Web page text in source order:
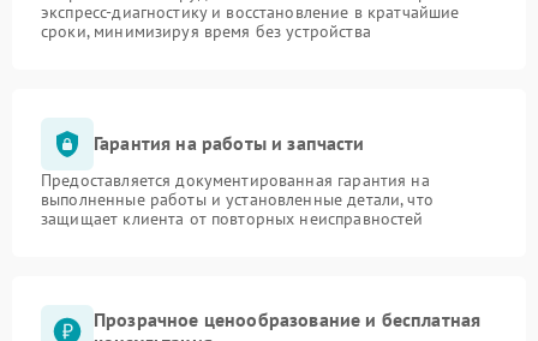
экспресс-диагностику и восстановление в кратчайшие
сроки, минимизируя время без устройства
Гарантия на работы и запчасти
Предоставляется документированная гарантия на
выполненные работы и установленные детали, что
защищает клиента от повторных неисправностей
Прозрачное ценообразование и бесплатная